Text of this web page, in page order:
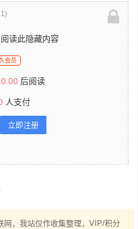
读此隐藏内容
会员
后阅读
人支付
立即注册
网，我站仅作收集整理，VIP/积分